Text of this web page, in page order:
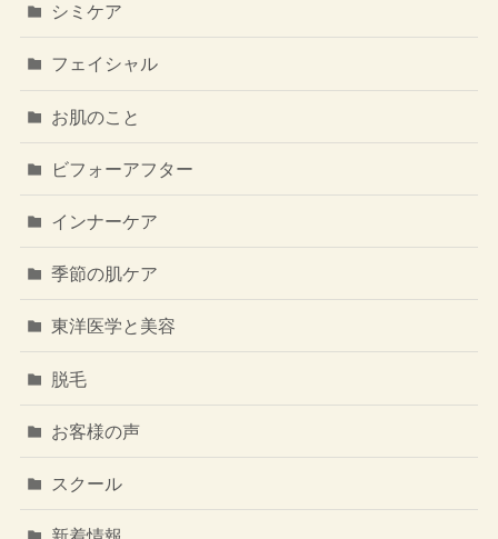
シミケア
フェイシャル
お肌のこと
ビフォーアフター
インナーケア
季節の肌ケア
東洋医学と美容
脱毛
お客様の声
スクール